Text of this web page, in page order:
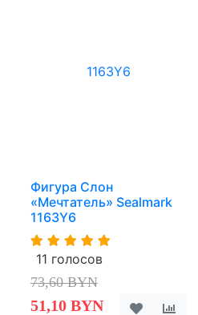
Фигура Слон
«Мечтатель» Sealmark
1163Y6
11 голосов
73,60 BYN
51,10 BYN